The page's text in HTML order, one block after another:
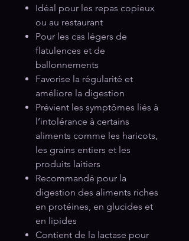
Idéal pour les repas copieux
ou au restaurant
Pour les cas légers de
flatulences et de
ballonnements
Favorise la régularité et
améliore la digestion
Prévient les symptômes liés à
l’intolérance à certains
aliments comme les haricots,
les grains entiers et les
produits laitiers
Recommandé pour la
digestion des aliments riches
en protéines, en glucides et
en lipides
Contient de la lactase pour